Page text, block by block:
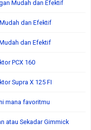
Mudah dan Efektif
dan Efektif
dan Efektif
PCX 160
Supra X 125 FI
mana favoritmu
atau Sekadar Gimmick